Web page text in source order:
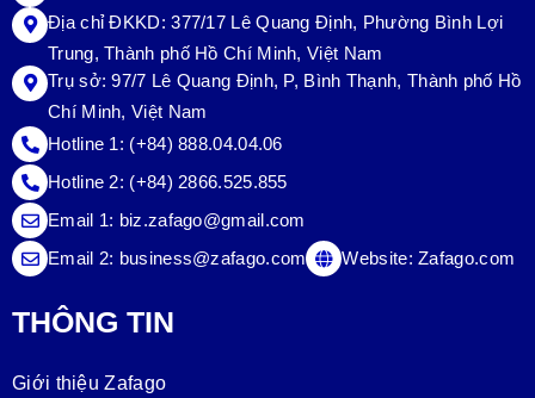
Địa chỉ ĐKKD: 377/17 Lê Quang Định, Phường Bình Lợi
Trung, Thành phố Hồ Chí Minh, Việt Nam
Trụ sở:97/7 Lê Quang Định, P, Bình Thạnh, Thành phố Hồ
Chí Minh, Việt Nam
Hotline 1: (+84) 888.04.04.06
Hotline 2: (+84) 2866.525.855
Email 1: biz.zafago@gmail.com
Email 2: business@zafago.com Website:Zafago.com
THÔNG TIN
Giới thiệu Zafago